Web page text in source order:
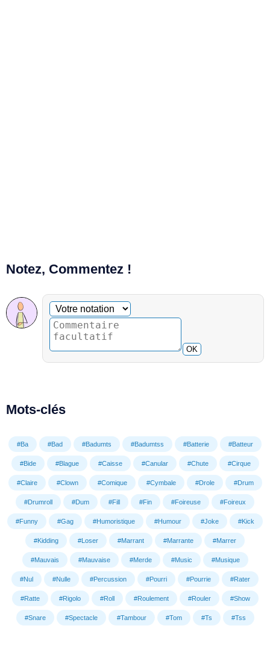
Notez, Commentez !
Commentaire facultatif
Votre notation
OK
Mots-clés
#Ba #Bad #Badumts #Badumtss #Batterie #Batteur
#Bide #Blague #Caisse #Canular #Chute #Cirque
#Claire #Clown #Comique #Cymbale #Drole #Drum
#Drumroll #Dum #Fill #Fin #Foireuse #Foireux
#Funny #Gag #Humoristique #Humour #Joke #Kick
#Kidding #Loser #Marrant #Marrante #Marrer
#Mauvais #Mauvaise #Merde #Music #Musique
#Nul #Nulle #Percussion #Pourri #Pourrie #Rater
#Ratte #Rigolo #Roll #Roulement #Rouler #Show
#Snare #Spectacle #Tambour #Tom #Ts #Tss